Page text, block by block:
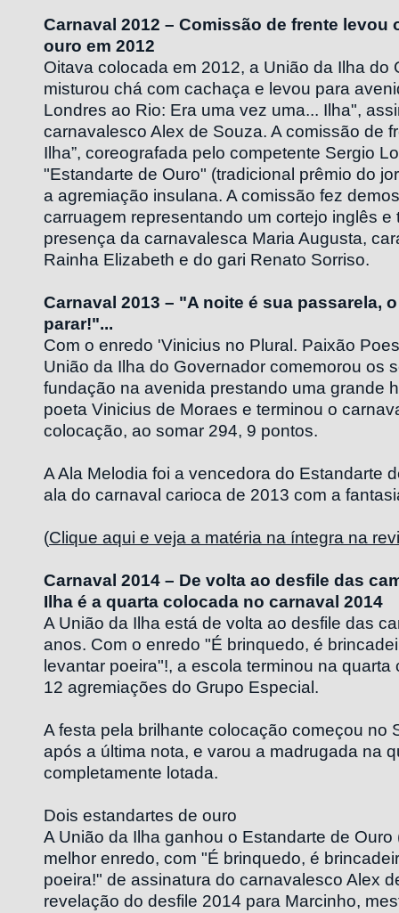
Carnaval 2012 – Comissão de frente levou
ouro em 2012
Oitava colocada em 2012, a União da Ilha do
misturou chá com cachaça e levou para
Londres ao Rio: Era uma vez uma... Ilha",
carnavalesco Alex de Souza. A comissão de
Ilha”, coreografada pelo competente Sergio
"Estandarte de Ouro" (tradicional prêmio do
a agremiação insulana. A comissão fez
carruagem representando um cortejo inglês e
presença da carnavalesca Maria Augusta,
Rainha Elizabeth e do gari Renato Sorriso.
Carnaval 2013 – "A noite é sua passarela,
parar!"...
Com o enredo 'Vinicius no Plural. Paixão
União da Ilha do Governador comemorou os
fundação na avenida prestando uma grande
poeta Vinicius de Moraes e terminou o
colocação, ao somar 294, 9 pontos.
A Ala Melodia foi a vencedora do Estandarte
ala do carnaval carioca de 2013 com a
(Clique aqui e veja a matéria na íntegra na
Carnaval 2014 – De volta ao desfile das
Ilha é a quarta colocada no carnaval 2014
A União da Ilha está de volta ao desfile das
anos. Com o enredo "É brinquedo, é
levantar poeira"!, a escola terminou na
12 agremiações do Grupo Especial.
A festa pela brilhante colocação começou no
após a última nota, e varou a madrugada na
completamente lotada.
Dois estandartes de ouro
A União da Ilha ganhou o Estandarte de Ouro
melhor enredo, com "É brinquedo, é
poeira!" de assinatura do carnavalesco Alex
revelação do desfile 2014 para Marcinho,